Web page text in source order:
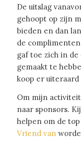
De uitslag
gehoopt op zijn
bieden en dan
de
gaf toe zich in
gemaakt te
koop er
Om mijn
naar sponsors.
helpen om de
Vriend van